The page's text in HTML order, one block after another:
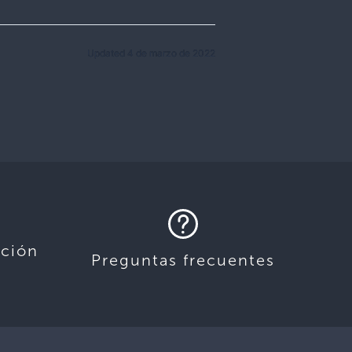
Preguntas frecuentes